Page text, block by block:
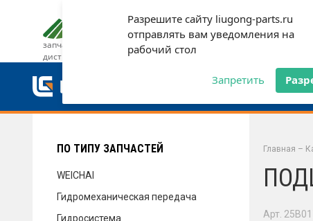
Разрешите сайту liugong-parts.ru
отправлять вам уведомления на
рабочий стол
Запретить
запчасти от официального
дистрибьютора
ДОСТАВКА И ОПЛАТА
ДОСТАВКА И ОПЛАТА
СЕРВИС
ПО ТИПУ ЗАПЧАСТЕЙ
WEICHAI
Гидромеханическая передача
Гидросистема
Главная –
Арт.